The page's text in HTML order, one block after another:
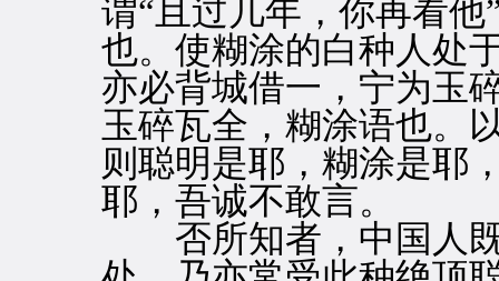
谓“且过几年，你再看
也。使糊涂的白种人处
亦必背城借一，宁为玉
玉碎瓦全，糊涂语也。
则聪明是耶，糊涂是耶
耶，吾诚不敢言。
否所知者，中国人既